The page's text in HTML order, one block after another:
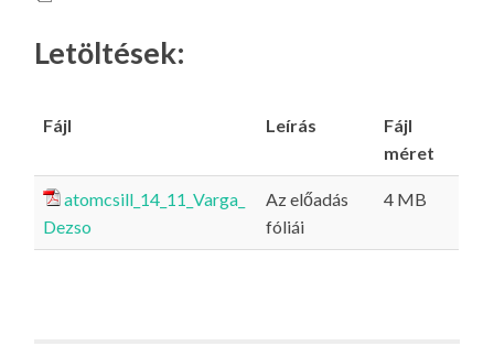
Letöltések:
Fájl Leírás
Fájl
méret
atomcsill_14_11_Varga_
Dezso
Az előadás
fóliái
4 MB